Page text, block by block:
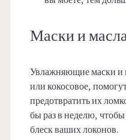
Маски и
Увлажняющие маски и
или кокосовое,
предотвратить их
бы раз в неделю,
блеск ваших локонов.